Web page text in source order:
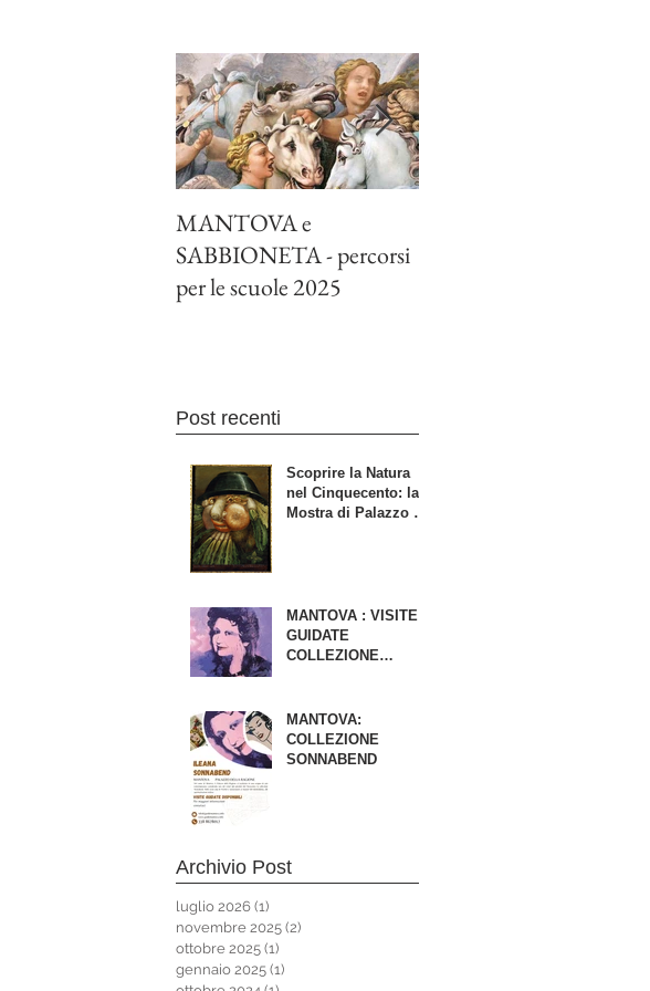
MANTOVA e
SABBIONETA - percorsi
per le scuole 2025
Post recenti
Scoprire la Natura
nel Cinquecento: la
Mostra di Palazzo Te
guidata alla mostra
MANTOVA : VISITE
GUIDATE
COLLEZIONE
MANTOVA:
COLLEZIONE
SONNABEND
Archivio Post
luglio 2026 (1)
novembre 2025 (2)
ottobre 2025 (1)
gennaio 2025 (1)